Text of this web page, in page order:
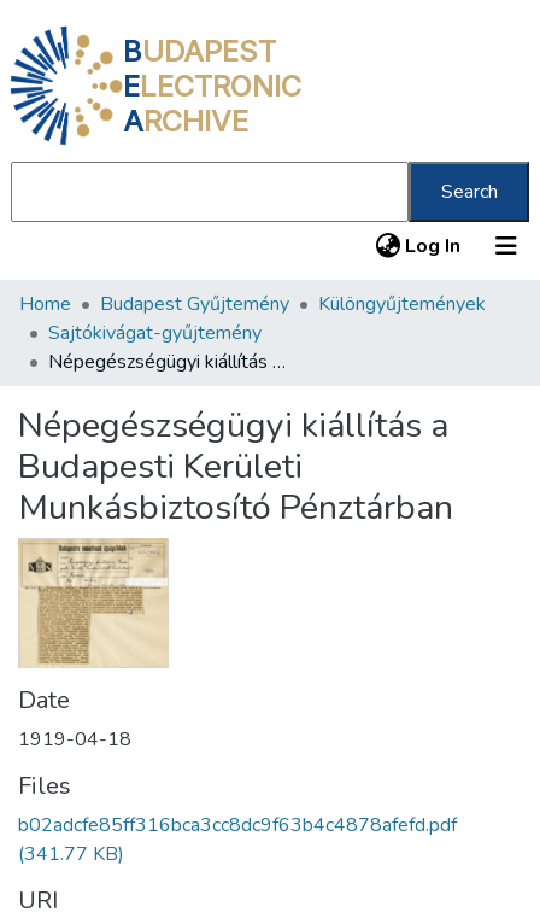
BUDAPEST
ELECTRONIC
ARCHIVE
Search
Log In (current)
Communities & Collections
All of DSpace
About us
Home Budapest Gyűjtemény
Különgyűjtemények
Sajtókivágat-gyűjtemény
Népegészségügyi kiállítás a Budapesti Kerületi Munkásbiztosító Pénztárban
Népegészségügyi kiállítás a
Budapesti Kerületi
Munkásbiztosító Pénztárban
Date
1919-04-18
Files
b02adcfe85ff316bca3cc8dc9f63b4c4878afefd.pdf
(341.77 KB)
URI